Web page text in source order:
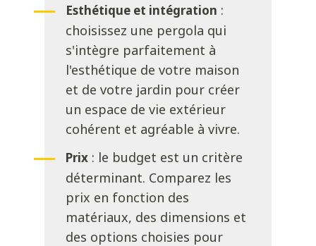
Esthétique et intégration :
choisissez une pergola qui
s'intègre parfaitement à
l'esthétique de votre maison
et de votre jardin pour créer
un espace de vie extérieur
cohérent et agréable à vivre.
Prix: le budget est un critère
déterminant. Comparez les
prix en fonction des
matériaux, des dimensions et
des options choisies pour